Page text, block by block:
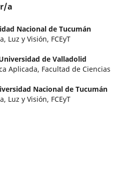
a
Nacional de Tucumán
Luz y Visión, FCEyT
de Valladolid
Aplicada, Facultad de Ciencias
Nacional de Tucumán
Luz y Visión, FCEyT